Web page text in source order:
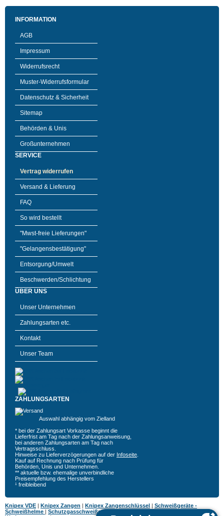
INFORMATION
AGB
Impressum
Widerrufsrecht
Muster-Widerrufsformular
Datenschutz & Sicherheit
Sitemap
Behörden & Unis
Großunternehmen
SERVICE
Vertrag widerrufen
Versand & Lieferung
FAQ
So wird bestellt
"Mwst-freie Lieferungen"
"Gelangensbestätigung"
Entsorgung/Umwelt
Beschwerden/Schlichtung
ÜBER UNS
Unser Unternehmen
Zahlungsarten etc.
Kontakt
Unser Team
ZAHLUNGSARTEN
Auswahl abhängig vom Zielland
* bei der Zahlungsart Vorkasse beginnt die
Lieferfrist am Tag nach der Zahlungsanweisung,
bei anderen Zahlungsarten am Tag nach
Vertragsschluss.
Hinweise zu Lieferverzögerungen auf der Infoseite
Kauf auf Rechnung nach Prüfung für
Behörden, Unis und Unternehmen.
** aktuelle bzw. ehemalige unverbindliche
Preisempfehlung des Herstellers
¹ freibleibend
Knipex VDE | Knipex Zangen | Knipex Zangenschlüssel | Schweißgeräte -
Schweißhelme | Schutzgasschweißgeräte